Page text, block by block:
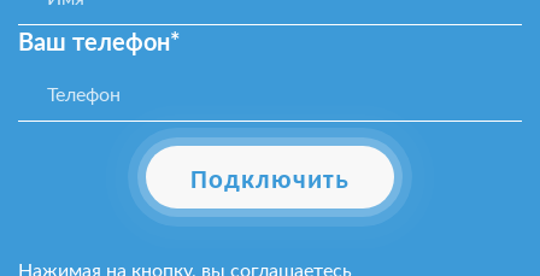
Ваш телефон*
Подключить
Нажимая на кнопку, вы соглашаетесь